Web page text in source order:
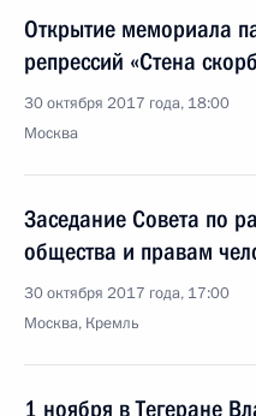
Открытие мемориала
репрессий «Стена
30 октября 2017 года, 18:00
Москва
Заседание Совета по
общества и правам
30 октября 2017 года, 17:00
Москва, Кремль
1 ноября в Тегеране